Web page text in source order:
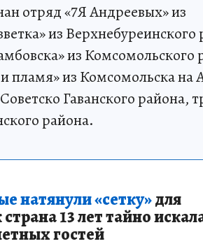
отряд «7Я Андреевых» из
из Верхнебуреинского
из Комсомольского
пламя» из Комсомольска на
Гаванского района,
района.
натянули «сетку»для
13 лет тайно
гостей